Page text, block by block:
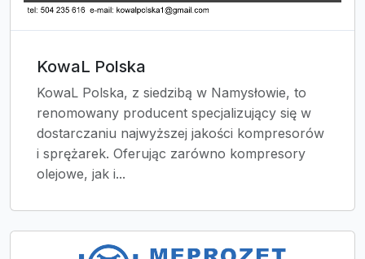
KowaL Polska
KowaL Polska, z siedzibą w Namysłowie, to
renomowany producent specjalizujący się w
dostarczaniu najwyższej jakości kompresorów
i sprężarek. Oferując zarówno kompresory
olejowe, jak i...